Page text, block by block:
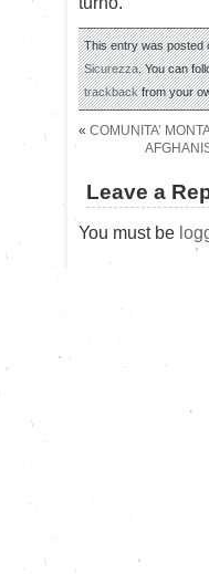
This entry was posted
Sicurezza. You can
trackbackfrom your
« COMUNITA’
Leave a
You must be